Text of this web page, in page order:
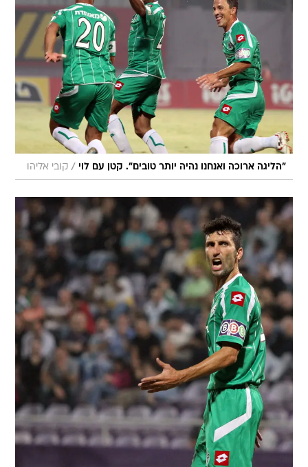
"הליגה ארוכה ואנחנו נהיה יותר טובים". קטן עם לוי / קובי אליהו